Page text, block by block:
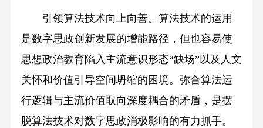
引领算法技术向上向善。算法技术的运用
是数字思政创新发展的增能路径，但也容易使
思想政治教育陷入主流意识形态“缺场”以及人文
关怀和价值引导空间坍缩的困境。弥合算法运
行逻辑与主流价值取向深度耦合的矛盾，是摆
脱算法技术对数字思政消极影响的有力抓手。